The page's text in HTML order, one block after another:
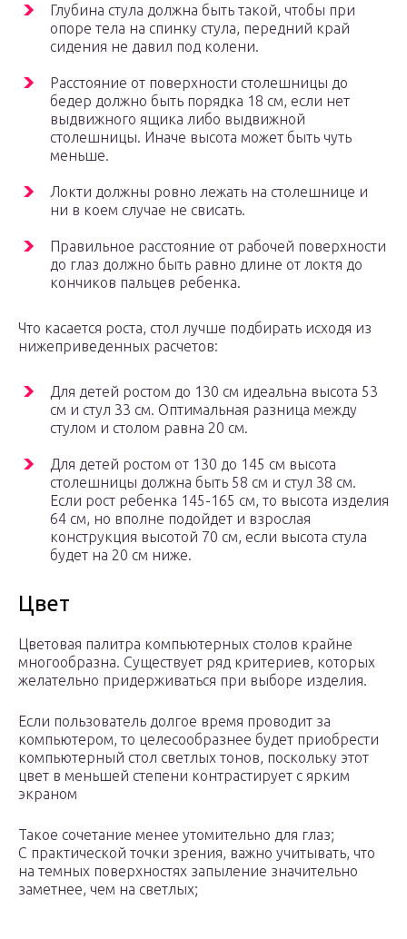
Глубина стула должна быть такой, чтобы при
опоре тела на спинку стула, передний край
сидения не давил под колени.
Расстояние от поверхности столешницы до
бедер должно быть порядка 18 см, если нет
выдвижного ящика либо выдвижной
столешницы. Иначе высота может быть чуть
меньше.
Локти должны ровно лежать на столешнице и
ни в коем случае не свисать.
Правильное расстояние от рабочей поверхности
до глаз должно быть равно длине от локтя до
кончиков пальцев ребенка.
Что касается роста, стол лучше подбирать исходя из
нижеприведенных расчетов:
Для детей ростом до 130 см идеальна высота 53
см и стул 33 см. Оптимальная разница между
стулом и столом равна 20 см.
Для детей ростом от 130 до 145 см высота
столешницы должна быть 58 см и стул 38 см.
Если рост ребенка 145-165 см, то высота изделия
64 см, но вполне подойдет и взрослая
конструкция высотой 70 см, если высота стула
будет на 20 см ниже.
Цвет
Цветовая палитра компьютерных столов крайне
многообразна. Существует ряд критериев, которых
желательно придерживаться при выборе изделия.
Если пользователь долгое время проводит за
компьютером, то целесообразнее будет приобрести
компьютерный стол светлых тонов, поскольку этот
цвет в меньшей степени контрастирует с ярким
экраном
Такое сочетание менее утомительно для глаз;
С практической точки зрения, важно учитывать, что
на темных поверхностях запыление значительно
заметнее, чем на светлых;